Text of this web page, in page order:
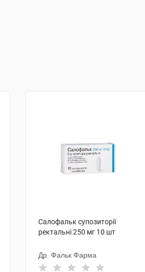
Салофальк супозиторії
ректальні 250 мг 10 шт
Др. Фальк Фарма